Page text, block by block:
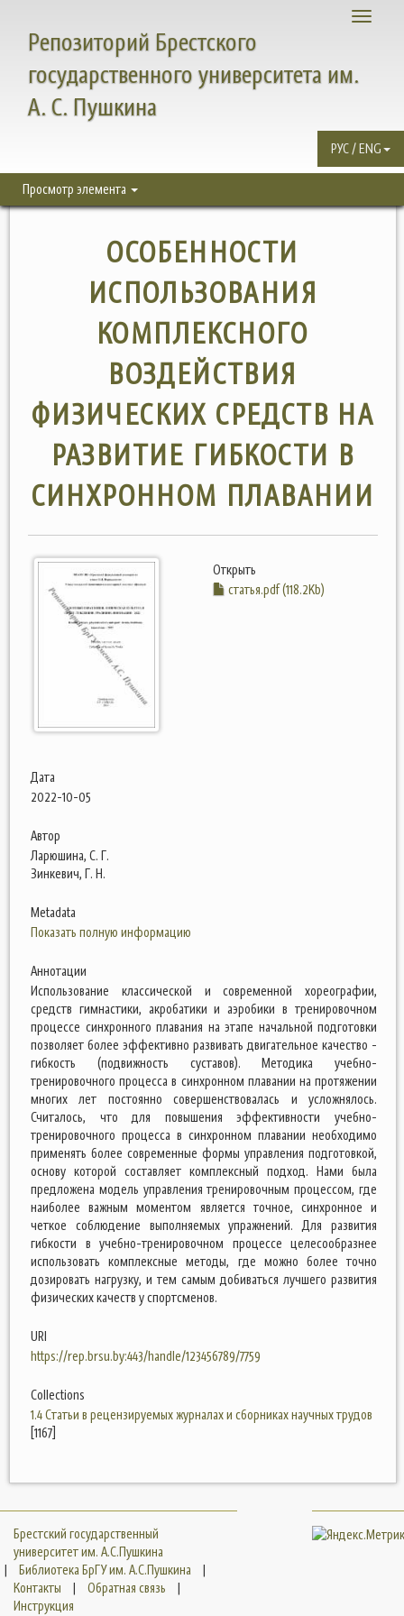
Toggle
Репозиторий Брестского
государственного университета им.
А. С. Пушкина
РУС / ENG
Просмотр элемента
ОСОБЕННОСТИ
ИСПОЛЬЗОВАНИЯ
КОМПЛЕКСНОГО
ВОЗДЕЙСТВИЯ
ФИЗИЧЕСКИХ СРЕДСТВ НА
РАЗВИТИЕ ГИБКОСТИ В
СИНХРОННОМ ПЛАВАНИИ
Открыть
статья.pdf (118.2Kb)
Дата
2022-10-05
Автор
Ларюшина, С. Г.
Зинкевич, Г. Н.
Metadata
Показать полную информацию
Аннотации
Использование классической и современной хореографии,
средств гимнастики, акробатики и аэробики в тренировочном
процессе синхронного плавания на этапе начальной подготовки
позволяет более эффективно развивать двигательное качество -
гибкость (подвижность суставов). Методика учебно-
тренировочного процесса в синхронном плавании на протяжении
многих лет постоянно совершенствовалась и усложнялось.
Считалось, что для повышения эффективности учебно-
тренировочного процесса в синхронном плавании необходимо
применять более современные формы управления подготовкой,
основу которой составляет комплексный подход. Нами была
предложена модель управления тренировочным процессом, где
наиболее важным моментом является точное, синхронное и
четкое соблюдение выполняемых упражнений. Для развития
гибкости в учебно-тренировочном процессе целесообразнее
использовать комплексные методы, где можно более точно
дозировать нагрузку, и тем самым добиваться лучшего развития
физических качеств у спортсменов.
URI
https://rep.brsu.by:443/handle/123456789/7759
Collections
1.4 Статьи в рецензируемых журналах и сборниках научных трудов
[1167]
Брестский государственный
университет им. А.С.Пушкина
|
Библиотека БрГУ им. А.С.Пушкина
|
Контакты
| Обратная связь
|
Инструкция